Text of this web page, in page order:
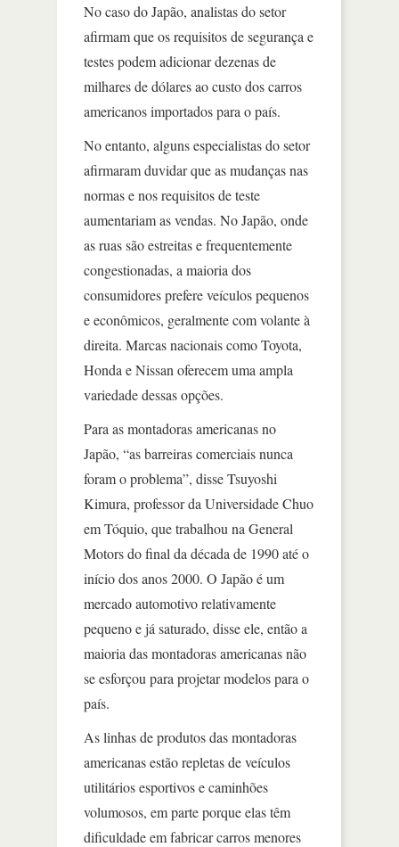
No caso do Japão, analistas do setor
afirmam que os requisitos de segurança e
testes podem adicionar dezenas de
milhares de dólares ao custo dos carros
americanos importados para o país.
No entanto, alguns especialistas do setor
afirmaram duvidar que as mudanças nas
normas e nos requisitos de teste
aumentariam as vendas. No Japão, onde
as ruas são estreitas e frequentemente
congestionadas, a maioria dos
consumidores prefere veículos pequenos
e econômicos, geralmente com volante à
direita. Marcas nacionais como Toyota,
Honda e Nissan oferecem uma ampla
variedade dessas opções.
Para as montadoras americanas no
Japão, “as barreiras comerciais nunca
foram o problema”, disse Tsuyoshi
Kimura, professor da Universidade Chuo
em Tóquio, que trabalhou na General
Motors do final da década de 1990 até o
início dos anos 2000. O Japão é um
mercado automotivo relativamente
pequeno e já saturado, disse ele, então a
maioria das montadoras americanas não
se esforçou para projetar modelos para o
país.
As linhas de produtos das montadoras
americanas estão repletas de veículos
utilitários esportivos e caminhões
volumosos, em parte porque elas têm
dificuldade em fabricar carros menores